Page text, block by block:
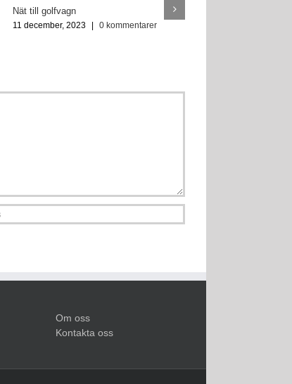
Nät till golfvagn
11 december, 2023 | 0 kommentarer
Om oss
Kontakta oss